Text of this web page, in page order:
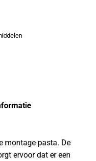
montage pasta. De
ervoor dat er een